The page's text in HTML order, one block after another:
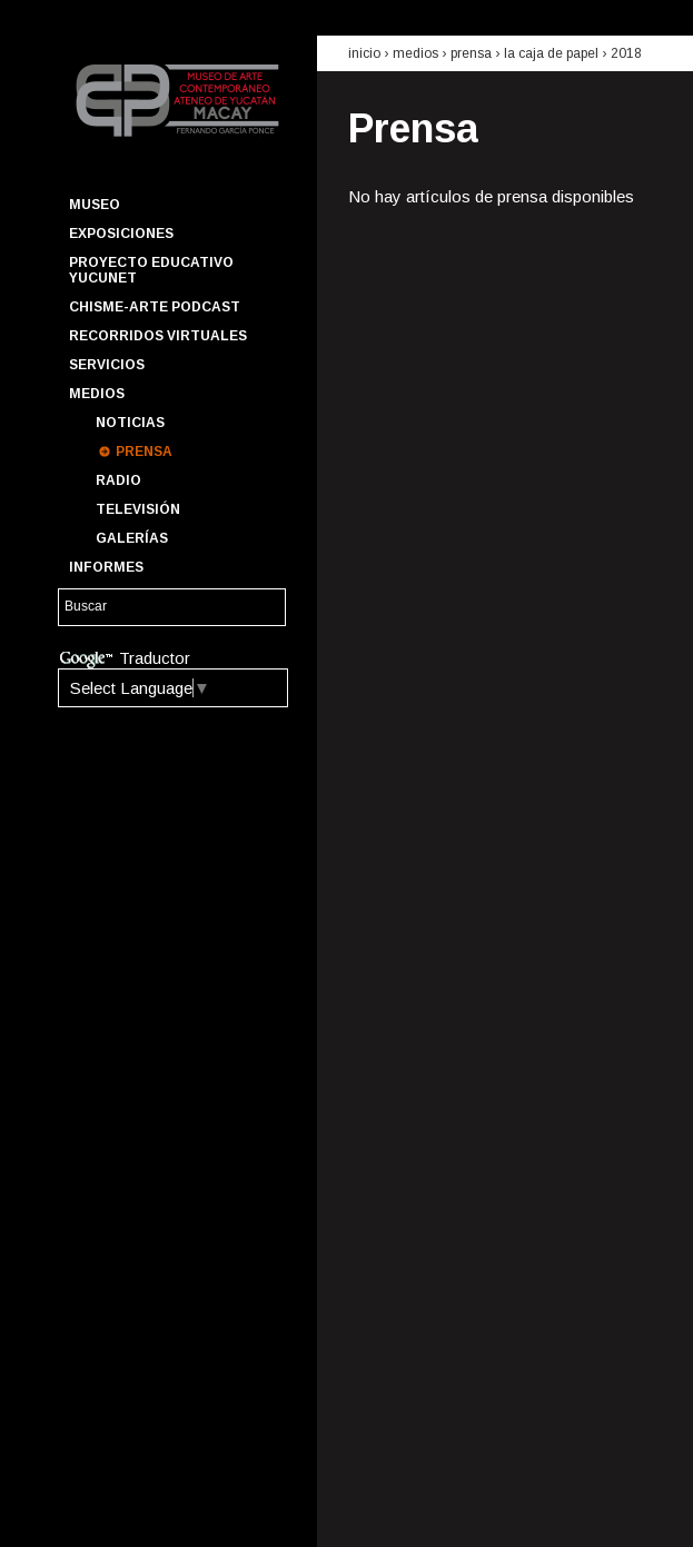
MUSEO
EXPOSICIONES
PROYECTO EDUCATIVO
YUCUNET
CHISME-ARTE PODCAST
RECORRIDOS VIRTUALES
SERVICIOS
MEDIOS
NOTICIAS
PRENSA
RADIO
TELEVISIÓN
GALERÍAS
INFORMES
Traductor
Select Language ▼
inicio › medios › prensa › la caja de papel › 2018
Prensa
No hay artículos de prensa disponibles